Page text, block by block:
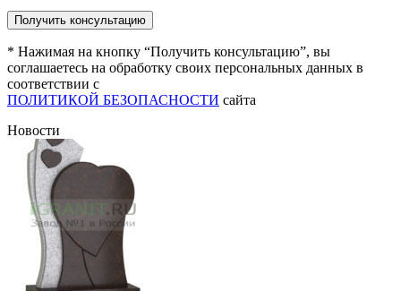
* Нажимая на кнопку “Получить консультацию”, вы
соглашаетесь на обработку своих персональных данных в
соответствии с
ПОЛИТИКОЙ БЕЗОПАСНОСТИ сайта
Новости